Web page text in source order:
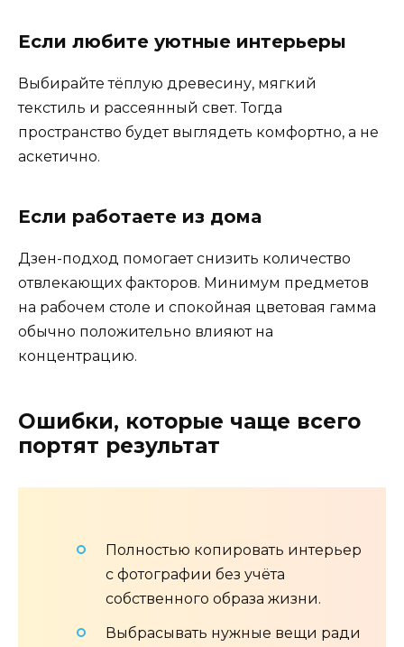
Если любите уютные интерьеры
Выбирайте тёплую древесину, мягкий
текстиль и рассеянный свет. Тогда
пространство будет выглядеть комфортно, а не
аскетично.
Если работаете из дома
Дзен-подход помогает снизить количество
отвлекающих факторов. Минимум предметов
на рабочем столе и спокойная цветовая гамма
обычно положительно влияют на
концентрацию.
Ошибки, которые чаще всего
портят результат
Полностью копировать интерьер
с фотографии без учёта
собственного образа жизни.
Выбрасывать нужные вещи ради